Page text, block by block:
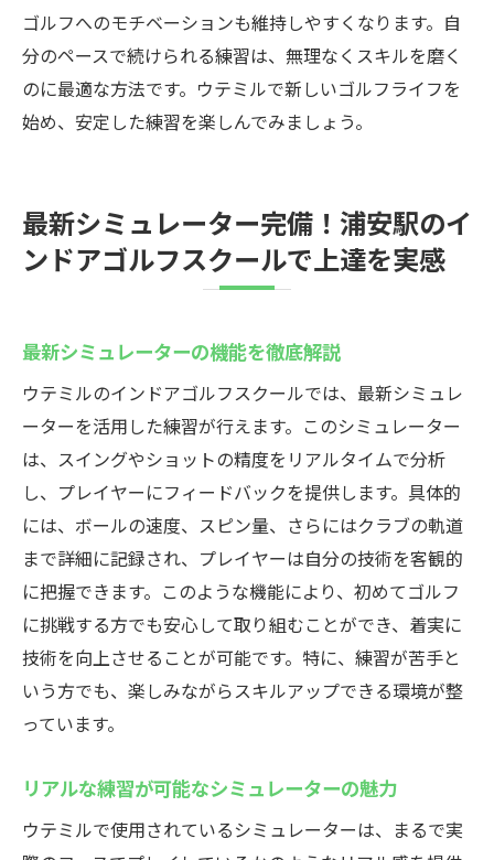
ゴルフへのモチベーションも維持しやすくなります。自
分のペースで続けられる練習は、無理なくスキルを磨く
のに最適な方法です。ウテミルで新しいゴルフライフを
始め、安定した練習を楽しんでみましょう。
最新シミュレーター完備！浦安駅のイ
ンドアゴルフスクールで上達を実感
最新シミュレーターの機能を徹底解説
ウテミルのインドアゴルフスクールでは、最新シミュレ
ーターを活用した練習が行えます。このシミュレーター
は、スイングやショットの精度をリアルタイムで分析
し、プレイヤーにフィードバックを提供します。具体的
には、ボールの速度、スピン量、さらにはクラブの軌道
まで詳細に記録され、プレイヤーは自分の技術を客観的
に把握できます。このような機能により、初めてゴルフ
に挑戦する方でも安心して取り組むことができ、着実に
技術を向上させることが可能です。特に、練習が苦手と
いう方でも、楽しみながらスキルアップできる環境が整
っています。
リアルな練習が可能なシミュレーターの魅力
ウテミルで使用されているシミュレーターは、まるで実